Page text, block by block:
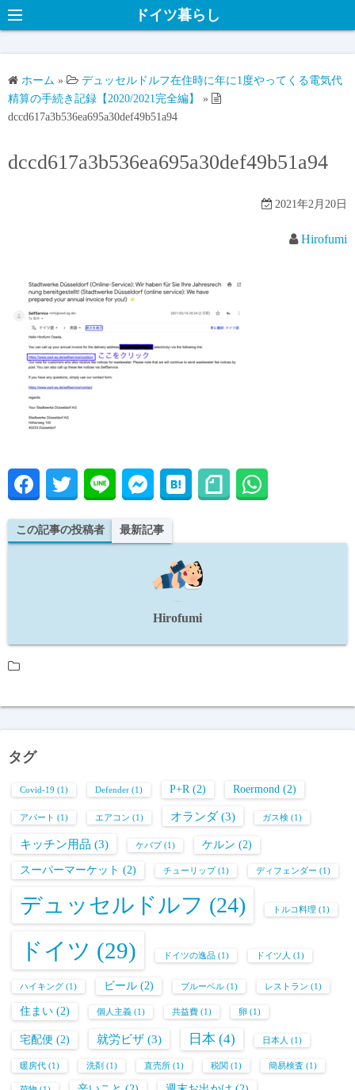
ドイツ暮らし
ホーム »
デュッセルドルフ在住時に年に1度やってくる電気代
精算の手続き記録【2020/2021完全編】
»
dccd617a3b536ea695a30def49b51a94
dccd617a3b536ea695a30def49b51a94
2021年2月20日
Hirofumi
この記事の投稿者 最新記事
Hirofumi
タグ
Covid-19 (1) Defender (1) P+R(2) Roermond (2)
アパート (1) エアコン (1) オランダ(3) ガス検 (1)
キッチン用品 (3) ケバブ (1) ケルン (2)
スーパーマーケット (2) チューリップ(1) ディフェンダー (1)
デュッセルドルフ (24) トルコ料理 (1)
ドイツ (29) ドイツの逸品 (1) ドイツ人 (1)
ハイキング (1) ビール (2) ブルーベル (1) レストラン (1)
住まい (2) 個人主義 (1) 共益費 (1) 卵 (1)
宅配便 (2) 就労ビザ (3) 日本 (4) 日本人 (1)
暖房代 (1) 洗剤 (1) 直売所 (1) 税関 (1) 簡易検査 (1)